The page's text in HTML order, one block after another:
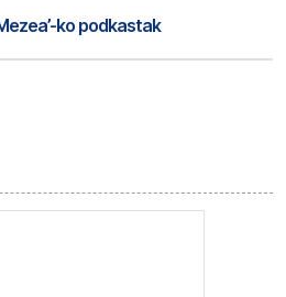
ko podkastak
08) | Mezea